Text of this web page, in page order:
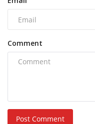
Comment
Post Comment